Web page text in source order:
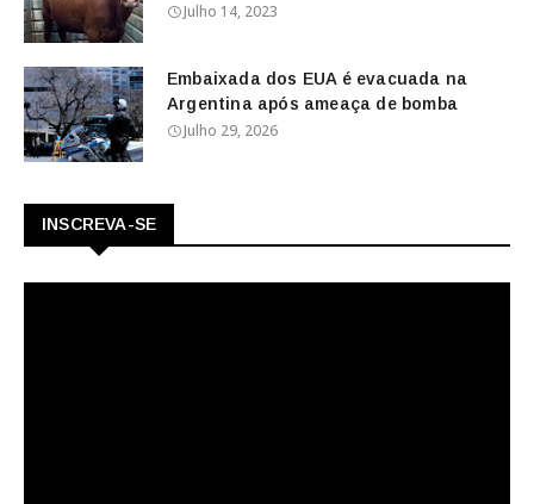
Julho 14, 2023
Embaixada dos EUA é evacuada na
Argentina após ameaça de bomba
Julho 29, 2026
INSCREVA-SE